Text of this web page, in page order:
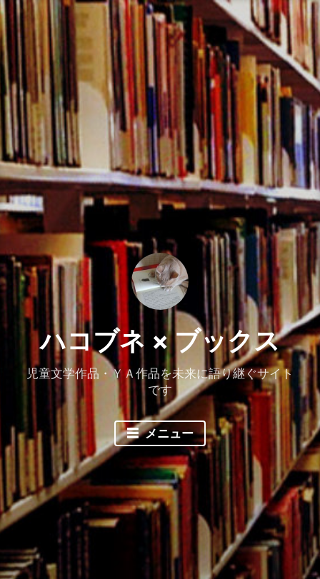
コ
ン
テ
ン
ツ
へ
ス
キ
ッ
プ
ハコブネ × ブックス
児童文学作品・ＹＡ作品を未来に語り継ぐサイト
です
メニュー